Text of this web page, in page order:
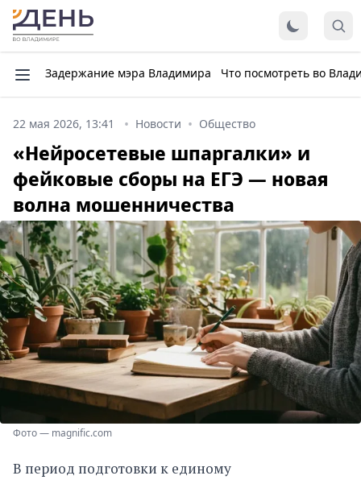
Задержание мэра Владимира Что посмотреть во
22 мая 2026, 13:41 Новости Общество
«Нейросетевые шпаргалки» и
фейковые сборы на ЕГЭ — новая
волна мошенничества
Фото — magnific.com
В период подготовки к единому